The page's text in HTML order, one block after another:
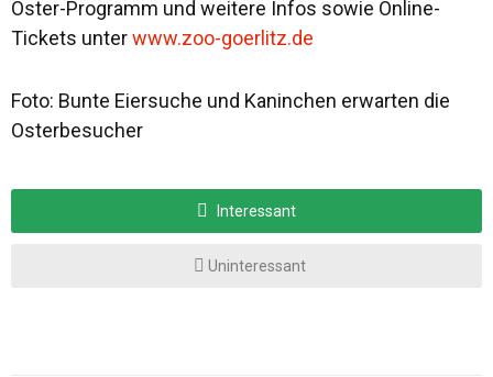
Oster-Programm und weitere Infos sowie Online-
Tickets unterwww.zoo-goerlitz.de
Foto: Bunte Eiersuche und Kaninchen erwarten die
Osterbesucher
Interessant
Uninteressant